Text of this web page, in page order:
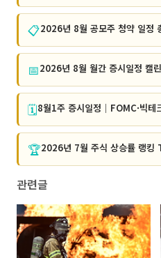
📋2026년 8월 공모주 청약 일정
📅2026년 8월 월간 증시일정 캘
🗓️8월1주 증시일정｜FOMC·빅테
🏆2026년 7월 주식 상승률 랭킹
관련글